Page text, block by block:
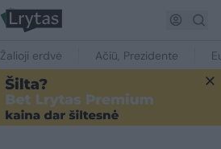
Žalioji erdvė Ačiū, Prezidente